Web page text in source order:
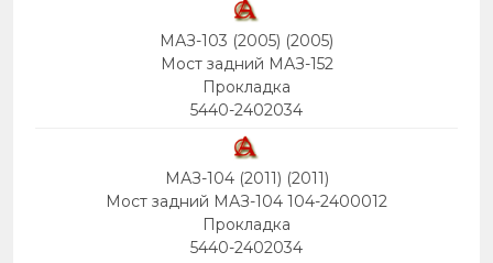
МАЗ-103 (2005) (2005)
Мост задний МАЗ-152
Прокладка
5440-2402034
МАЗ-104 (2011) (2011)
Мост задний МАЗ-104 104-2400012
Прокладка
5440-2402034